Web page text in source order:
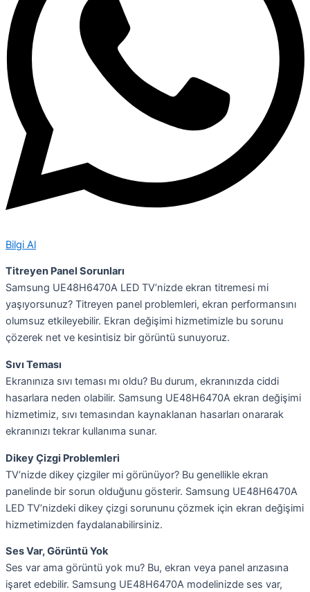
Bilgi Al
Titreyen Panel Sorunları
Samsung UE48H6470A LED TV’nizde ekran titremesi mi
yaşıyorsunuz? Titreyen panel problemleri, ekran performansını
olumsuz etkileyebilir. Ekran değişimi hizmetimizle bu sorunu
çözerek net ve kesintisiz bir görüntü sunuyoruz.
Sıvı Teması
Ekranınıza sıvı teması mı oldu? Bu durum, ekranınızda ciddi
hasarlara neden olabilir. Samsung UE48H6470A ekran değişimi
hizmetimiz, sıvı temasından kaynaklanan hasarları onararak
ekranınızı tekrar kullanıma sunar.
Dikey Çizgi Problemleri
TV’nizde dikey çizgiler mi görünüyor? Bu genellikle ekran
panelinde bir sorun olduğunu gösterir. Samsung UE48H6470A
LED TV’nizdeki dikey çizgi sorununu çözmek için ekran değişimi
hizmetimizden faydalanabilirsiniz.
Ses Var, Görüntü Yok
Ses var ama görüntü yok mu? Bu, ekran veya panel arızasına
işaret edebilir. Samsung UE48H6470A modelinizde ses var,